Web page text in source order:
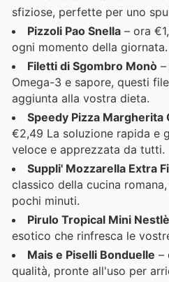
sfiziose, perfette per uno
Pizzoli Pao Snella – ora
ogni momento della giornata.
Filetti di Sgombro Monò
Omega-3 e sapore, questi
aggiunta alla vostra dieta.
Speedy Pizza Margherita
€2,49 La soluzione rapida e
veloce e apprezzata da tutti.
Suppli' Mozzarella Extra
classico della cucina
pochi minuti.
Pirulo Tropical Mini Nestlè
esotico che rinfresca le
Mais e Piselli Bonduelle –
qualità, pronte all'uso per